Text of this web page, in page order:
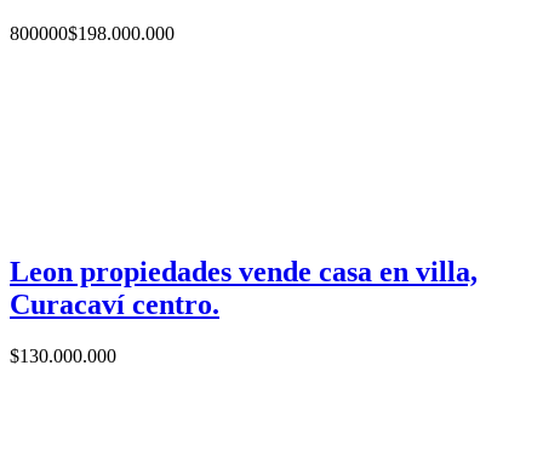
800000$198.000.000
Leon propiedades vende casa en villa,
Curacaví centro.
$130.000.000